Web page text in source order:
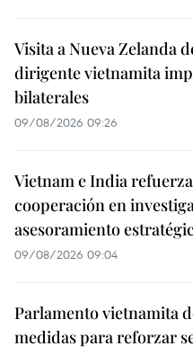
Visita a Nueva Zelanda
dirigente vietnamita
bilaterales
09/08/2026 09:26
Vietnam e India
cooperación en
asesoramiento
09/08/2026 09:04
Parlamento vietnamita
medidas para reforzar